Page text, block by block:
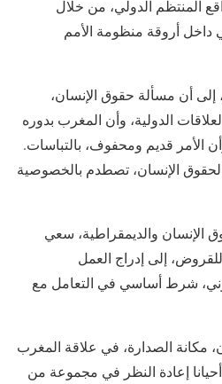
المنتظم الدولي، من خلال
داخل أروقة منظومة الأمم
إلى أن مسألة حقوق الإنسان،
الدولية، وأن المغرب بدوره
الأمر قديم ومحفوف، بالتباسات.
لحقوق الإنسان، تصطدم بالخصوصية
الإنسان والديمقراطية، سعي
إلى إدراج العمل
شرط أساسي في التعامل مع
مكانة الصدارة، في علاقة المغرب
إعادة النظر في مجموعة من